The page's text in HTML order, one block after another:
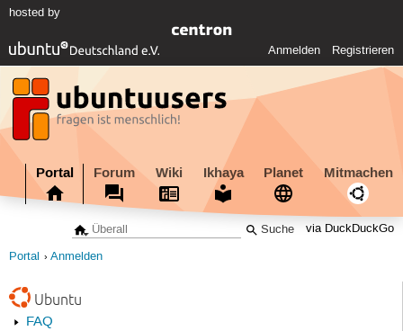
hosted by
Anmelden Registrieren
Portal Forum Wiki Ikhaya Planet Mitmachen
via DuckDuckGo
Portal Anmelden
Ubuntu
FAQ